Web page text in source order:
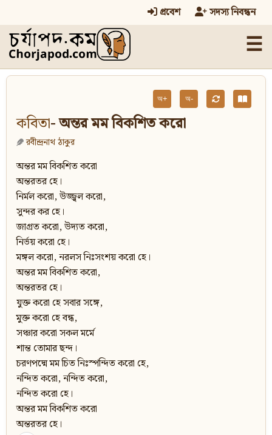
প্রবেশ সদস্য নিবন্ধন
☰
অ+ অ-
কবিতা- অন্তর মম বিকশিত করো
রবীন্দ্রনাথ ঠাকুর
অন্তর মম বিকশিত করো
অন্তরতর হে।
নির্মল করো, উজ্জ্বল করো,
সুন্দর কর হে।
জাগ্রত করো, উদ্যত করো,
নির্ভয় করো হে।
মঙ্গল করো, নরলস নিঃসংশয় করো হে।
অন্তর মম বিকশিত করো,
অন্তরতর হে।
যুক্ত করো হে সবার সঙ্গে,
মুক্ত করো হে বন্ধ,
সঞ্চার করো সকল মর্মে
শান্ত তোমার ছন্দ।
চরণপদ্মে মম চিত নিঃস্পন্দিত করো হে,
নন্দিত করো, নন্দিত করো,
নন্দিত করো হে।
অন্তর মম বিকশিত করো
অন্তরতর হে।